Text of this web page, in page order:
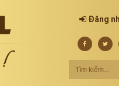
Đăng